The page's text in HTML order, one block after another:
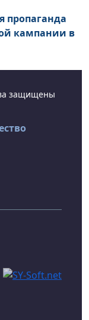
пропаганда
кампании в
защищены